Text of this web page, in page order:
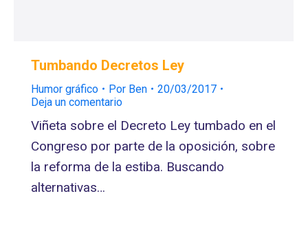
Tumbando Decretos Ley
Humor gráfico Por Ben
20/03/2017
Deja un comentario
Viñeta sobre el Decreto Ley tumbado en el
Congreso por parte de la oposición, sobre
la reforma de la estiba. Buscando
alternativas…